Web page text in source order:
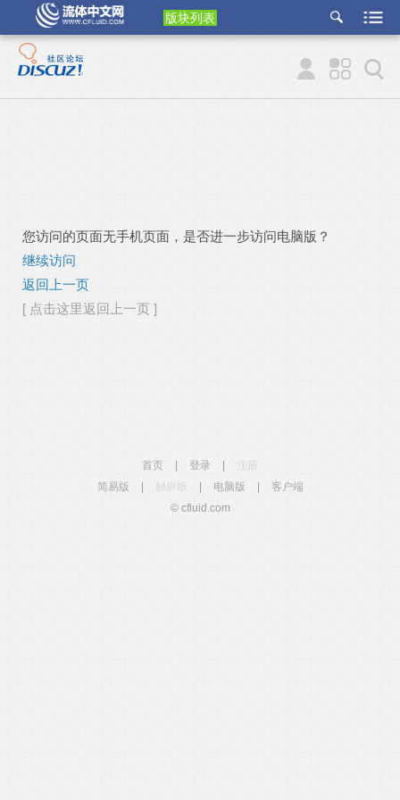
版块列表
etu
p
您访问的页面无手机页面，是否进一步访问电脑版？
继续访问
返回上一页
[ 点击这里返回上一页 ]
首页 登录
简易版
触屏版 电脑版
客户端
© cfluid.com